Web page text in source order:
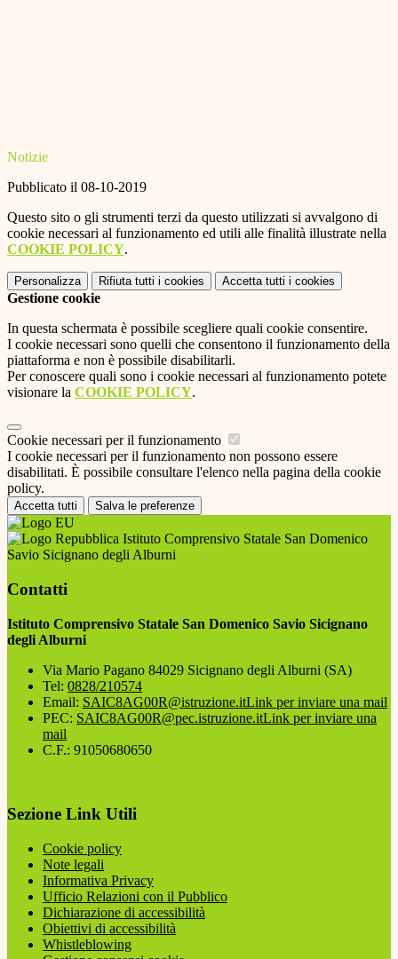
Notizie
Pubblicato il 08-10-2019
Questo sito o gli strumenti terzi da questo utilizzati si avvalgono di
cookie necessari al funzionamento ed utili alle finalità illustrate nella
COOKIE POLICY.
Personalizza Rifiuta tutti i cookies Accetta tutti i cookies
Gestione cookie
In questa schermata è possibile scegliere quali cookie consentire.
I cookie necessari sono quelli che consentono il funzionamento della
piattaforma e non è possibile disabilitarli.
Per conoscere quali sono i cookie necessari al funzionamento potete
visionare la COOKIE POLICY.
Cookie necessari per il funzionamento
I cookie necessari per il funzionamento non possono essere
disabilitati. È possibile consultare l'elenco nella pagina della cookie
policy.
Accetta tutti Salva le preferenze
Istituto Comprensivo Statale San Domenico
Savio Sicignano degli Alburni
Contatti
Istituto Comprensivo Statale San Domenico Savio Sicignano
degli Alburni
Via Mario Pagano 84029 Sicignano degli Alburni (SA)
Tel: 0828/210574
Email: SAIC8AG00R@istruzione.itLink per inviare una mail
PEC: SAIC8AG00R@pec.istruzione.itLink per inviare una
mail
C.F.: 91050680650
Sezione Link Utili
Cookie policy
Note legali
Informativa Privacy
Ufficio Relazioni con il Pubblico
Dichiarazione di accessibilità
Obiettivi di accessibilità
Whistleblowing